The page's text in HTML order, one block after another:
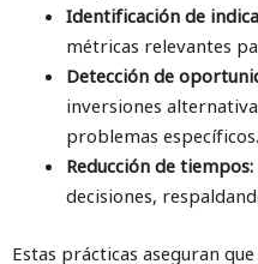
Identificación de
métricas relevantes
Detección de
inversiones
problemas específicos.
Reducción de tiempos:
decisiones,
Estas prácticas aseguran